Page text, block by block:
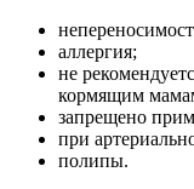
аллергия;
не
кормящим
запрещено
при
полипы.